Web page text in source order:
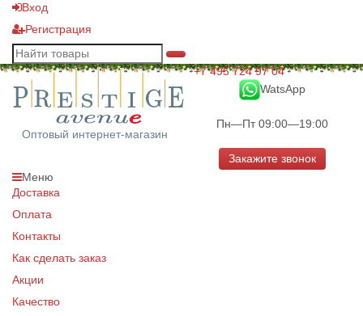
Вход
Регистрация
Оптовый интернет-магазин
+7 495 724 97 04
WatsApp
Пн—Пт 09:00—19:00
Закажите звонок
Меню
Доставка
Оплата
Контакты
Как сделать заказ
Акции
Качество